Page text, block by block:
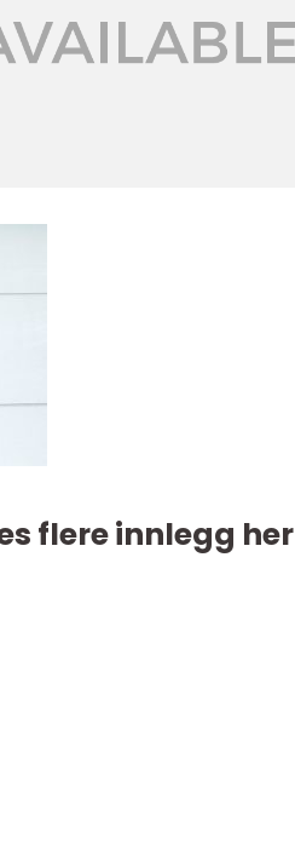
flere innlegg her